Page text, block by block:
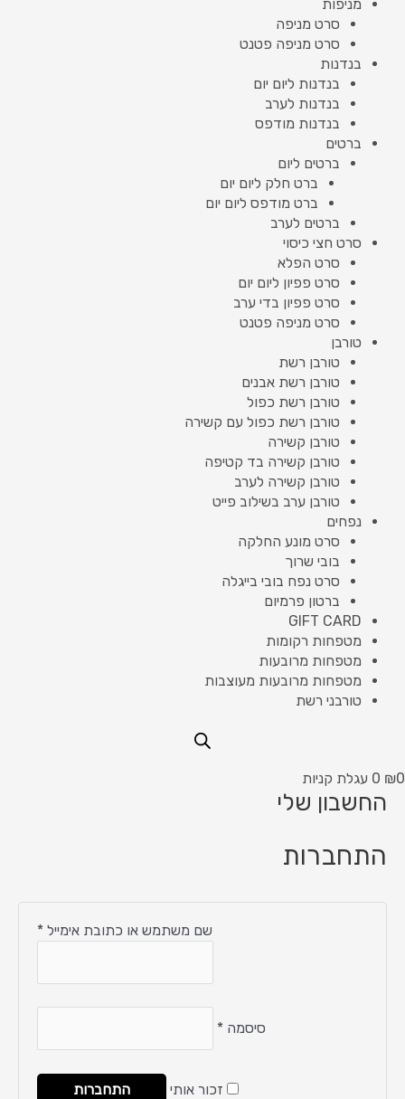
מניפות
סרט מניפה
סרט מניפה פטנט
בנדנות
בנדנות ליום יום
בנדנות לערב
בנדנות מודפס
ברטים
ברטים ליום
ברט חלק ליום יום
ברט מודפס ליום יום
ברטים לערב
סרט חצי כיסוי
סרט הפלא
סרט פפיון ליום יום
סרט פפיון בדי ערב
סרט מניפה פטנט
טורבן
טורבן רשת
טורבן רשת אבנים
טורבן רשת כפול
טורבן רשת כפול עם קשירה
טורבן קשירה
טורבן קשירה בד קטיפה
טורבן קשירה לערב
טורבן ערב בשילוב פייט
נפחים
סרט מונע החלקה
בובי שרוך
סרט נפח בובי בייגלה
ברטון פרמיום
GIFT CARD
מטפחות רקומות
מטפחות מרובעות
מטפחות מרובעות מעוצבות
טורבני רשת
₪0
0 עגלת קניות
החשבון שלי
התחברות
שם משתמש או כתובת אימייל *
סיסמה *
זכור אותי התחברות